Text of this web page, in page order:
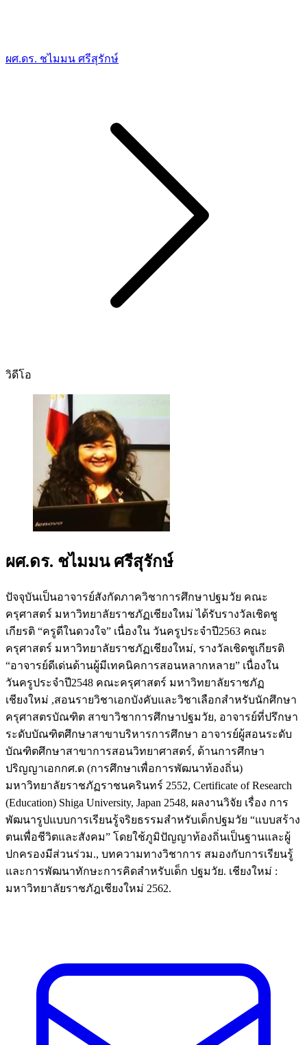
ผศ.ดร. ชไมมน ศรีสุรักษ์
วิดีโอ
ผศ.ดร. ชไมมน ศรีสุรักษ์
ปัจจุบันเป็นอาจารย์สังกัดภาควิชาการศึกษาปฐมวัย คณะ
ครุศาสตร์ มหาวิทยาลัยราชภัฏเชียงใหม่ ได้รับรางวัลเชิดชู
เกียรติ “ครูดีในดวงใจ” เนื่องใน วันครูประจำปี2563 คณะ
ครุศาสตร์ มหาวิทยาลัยราชภัฏเชียงใหม่, รางวัลเชิดชูเกียรติ
“อาจารย์ดีเด่นด้านผู้มีเทคนิคการสอนหลากหลาย” เนื่องใน
วันครูประจำปี2548 คณะครุศาสตร์ มหาวิทยาลัยราชภัฏ
เชียงใหม่ ,สอนรายวิชาเอกบังคับและวิชาเลือกสำหรับนักศึกษา
ครุศาสตรบัณฑิต สาขาวิชาการศึกษาปฐมวัย, อาจารย์ที่ปรึกษา
ระดับบัณฑิตศึกษาสาขาบริหารการศึกษา อาจารย์ผู้สอนระดับ
บัณฑิตศึกษาสาขาการสอนวิทยาศาสตร์, ด้านการศึกษา
ปริญญาเอกกศ.ด (การศึกษาเพื่อการพัฒนาท้องถิ่น)
มหาวิทยาลัยราชภัฏราชนครินทร์ 2552, Certificate of Research
(Education) Shiga University, Japan 2548, ผลงานวิจัย เรื่อง การ
พัฒนารูปแบบการเรียนรู้จริยธรรมสำหรับเด็กปฐมวัย “แบบสร้าง
ตนเพื่อชีวิตและสังคม” โดยใช้ภูมิปัญญาท้องถิ่นเป็นฐานและผู้
ปกครองมีส่วนร่วม., บทความทางวิชาการ สมองกับการเรียนรู้
และการพัฒนาทักษะการคิดสำหรับเด็ก ปฐมวัย. เชียงใหม่ :
มหาวิทยาลัยราชภัฎเชียงใหม่ 2562.